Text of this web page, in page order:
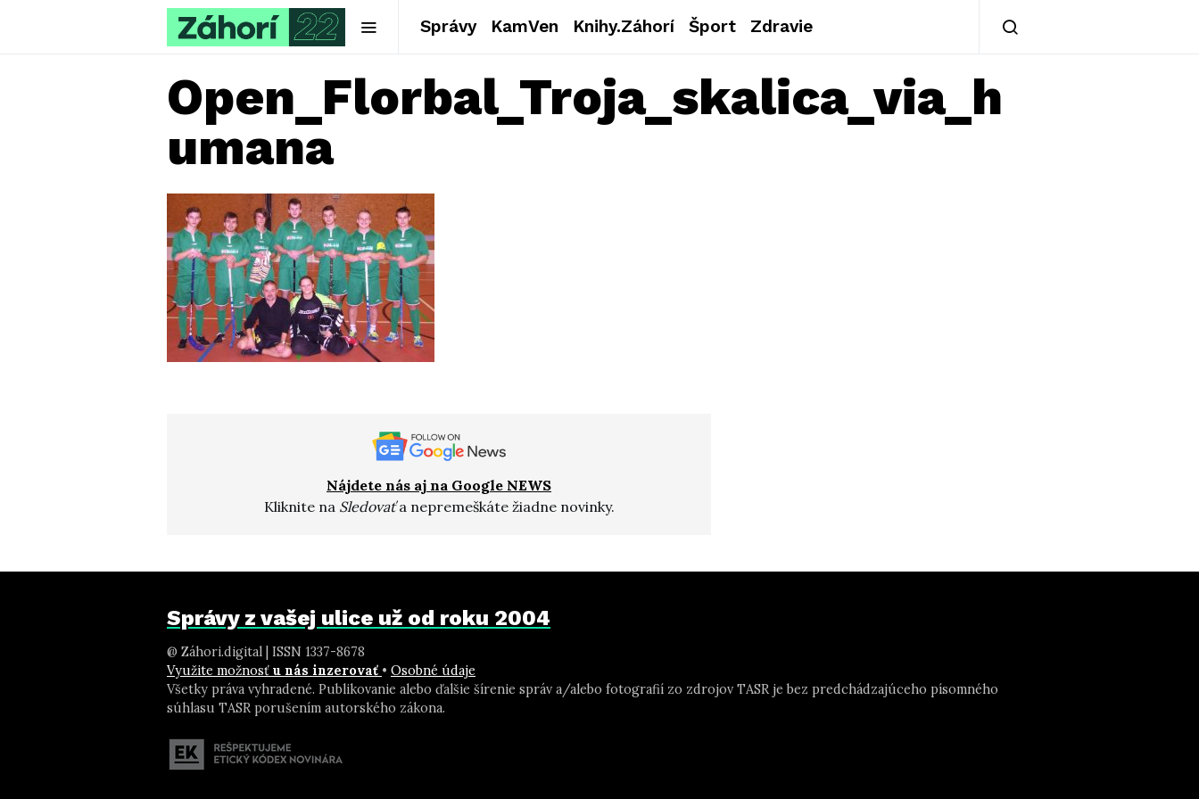
Správy KamVen Knihy.Záhorí Šport Zdravie
Open_Florbal_Troja_skalica_via_h
umana
Nájdete nás aj na Google NEWS
Kliknite na Sledovaťa nepremeškáte žiadne novinky.
Správy z vašej ulice už od roku 2004
@ Záhori.digital | ISSN 1337-8678
Využite možnosť u nás inzerovať • Osobné údaje
Všetky práva vyhradené. Publikovanie alebo ďalšie šírenie správ a/alebo fotografií zo zdrojov TASR je bez predchádzajúceho písomného
súhlasu TASR porušením autorského zákona.